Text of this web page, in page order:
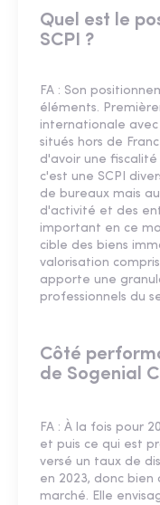
Quel est le
SCPI ?
FA : Son
éléments.
internationale avec
situés hors de
d'avoir une
c'est une SCPI
de bureaux mais
d'activité et des
important en ce
cible des biens
valorisation
apporte une
professionnels du
Côté
de Sogenial
FA : À la fois pour
et puis ce qui est
versé un taux de
en 2023, donc bien
marché. Elle